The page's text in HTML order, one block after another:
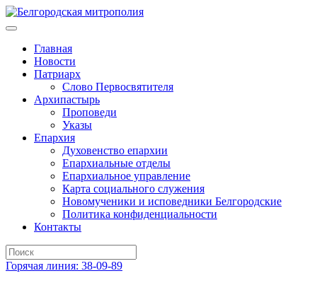
Главная
Новости
Патриарх
Слово Первосвятителя
Архипастырь
Проповеди
Указы
Епархия
Духовенство епархии
Епархиальные отделы
Епархиальное управление
Карта социального служения
Новомученики и исповедники Белгородские
Политика конфиденциальности
Контакты
Горячая линия: 38-09-89